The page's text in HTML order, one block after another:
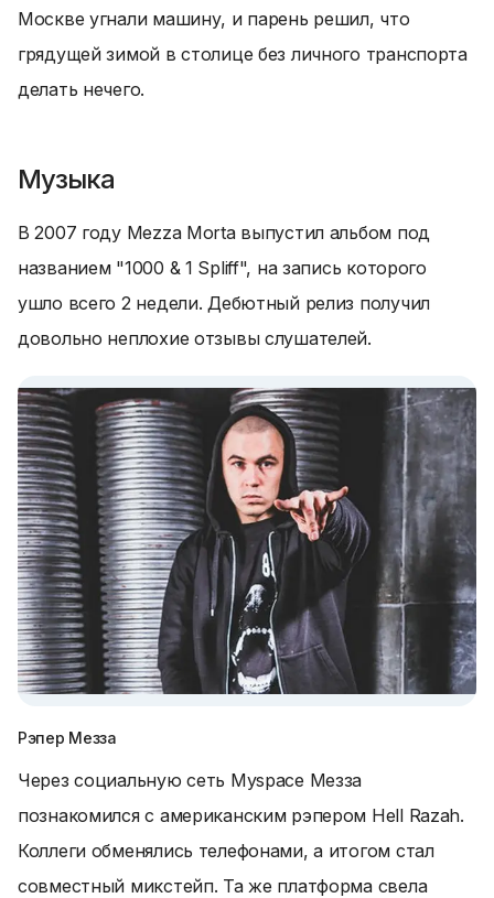
Москве угнали машину, и парень решил, что
грядущей зимой в столице без личного транспорта
делать нечего.
Музыка
В 2007 году Mezza Morta выпустил альбом под
названием "1000 & 1 Spliff", на запись которого
ушло всего 2 недели. Дебютный релиз получил
довольно неплохие отзывы слушателей.
Рэпер Мезза
Через социальную сеть Myspace Мезза
познакомился с американским рэпером Hell Razah.
Коллеги обменялись телефонами, а итогом стал
совместный микстейп. Та же платформа свела